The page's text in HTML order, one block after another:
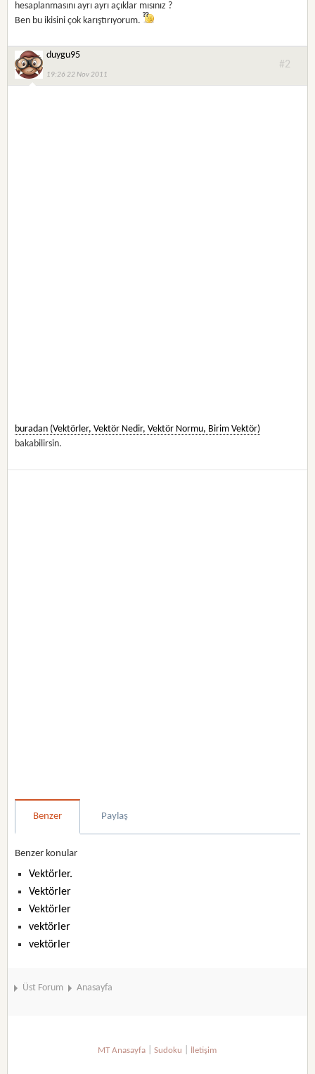
hesaplanmasını ayrı ayrı açıklar mısınız ?
Ben bu ikisini çok karıştırıyorum.
duygu95
19:26 22 Nov 2011
#2
buradan (Vektörler, Vektör Nedir, Vektör Normu, Birim Vektör)
bakabilirsin.
Benzer Paylaş
Benzer konular
Vektörler.
Vektörler
Vektörler
vektörler
vektörler
Üst Forum Anasayfa
MT Anasayfa |Sudoku İletişim